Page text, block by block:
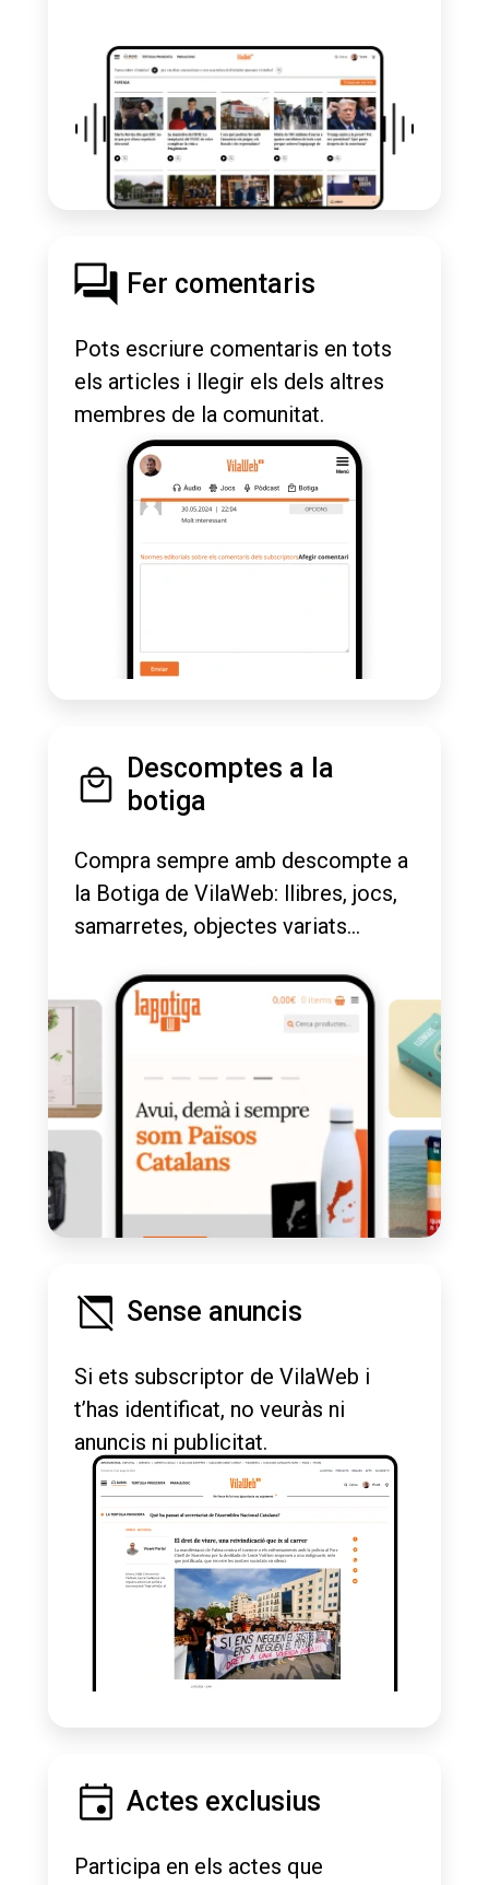
Fer comentaris
Pots escriure comentaris en tots
els articles i llegir els dels altres
membres de la comunitat.
Descomptes a la
botiga
Compra sempre amb descompte a
la Botiga de VilaWeb: llibres, jocs,
samarretes, objectes variats...
Sense anuncis
Si ets subscriptor de VilaWeb i
t’has identificat, no veuràs ni
anuncis ni publicitat.
Actes exclusius
Participa en els actes que